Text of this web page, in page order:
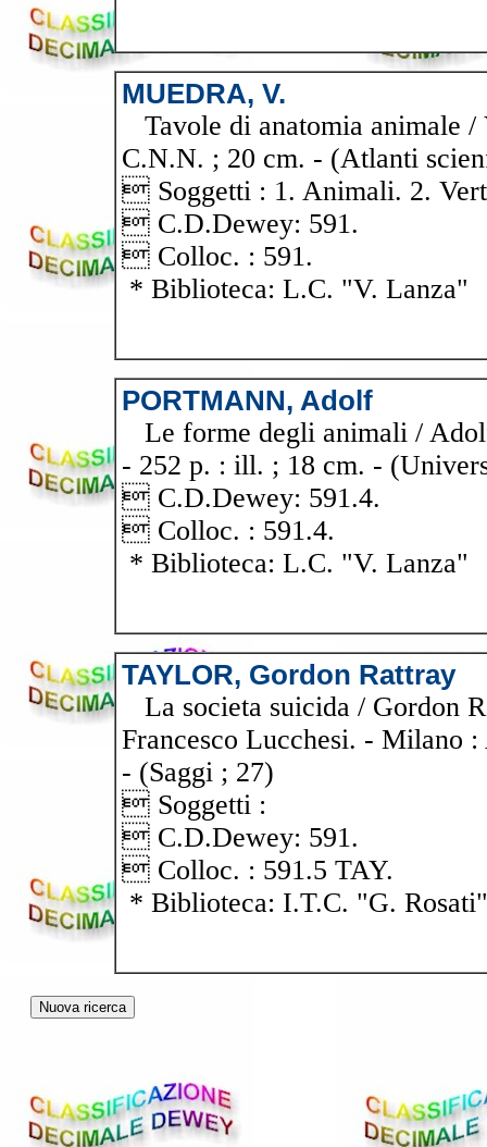
MUEDRA, V.
Tavole di anatomia animale
C.N.N. ; 20 cm. - (Atlanti
 Soggetti : 1. Animali. 2.
 C.D.Dewey: 591.
 Colloc. : 591.
* Biblioteca: L.C. "V. Lanza"
PORTMANN, Adolf
Le forme degli animali /
- 252 p. : ill. ; 18 cm. -
 C.D.Dewey: 591.4.
 Colloc. : 591.4.
* Biblioteca: L.C. "V. Lanza"
TAYLOR, Gordon Rattray
La societa suicida / Gordon
Francesco Lucchesi. - Milano
- (Saggi ; 27)
 Soggetti :
 C.D.Dewey: 591.
 Colloc. : 591.5 TAY.
* Biblioteca: I.T.C. "G. Rosati"